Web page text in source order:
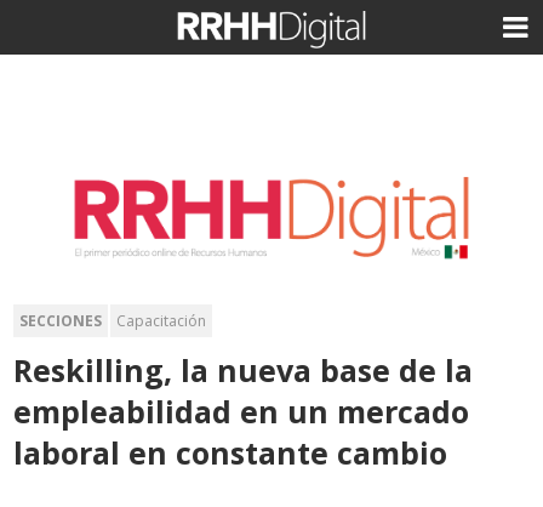
SECCIONES Capacitación
Reskilling, la nueva base de la
empleabilidad en un mercado
laboral en constante cambio